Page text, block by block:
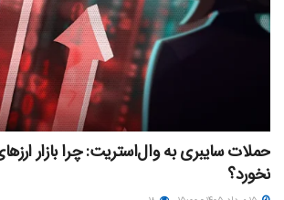
حملات سایبری به وال‌استریت: چرا بازار
نخورد؟